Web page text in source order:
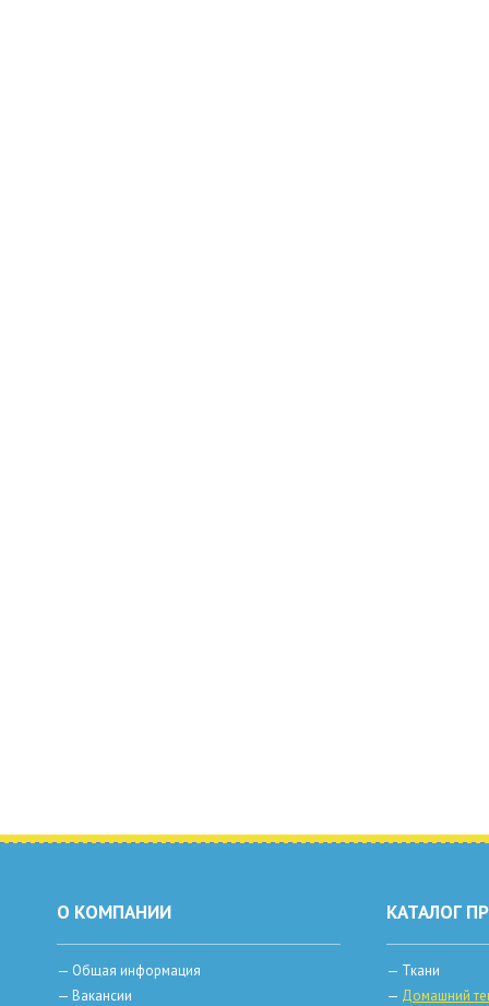
О КОМПАНИИ
— Общая информация
— Вакансии
КАТАЛОГ
— Ткани
— Домашний